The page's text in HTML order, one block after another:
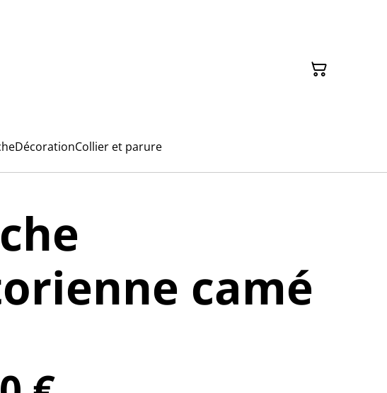
DécorationCollier et parure
camé